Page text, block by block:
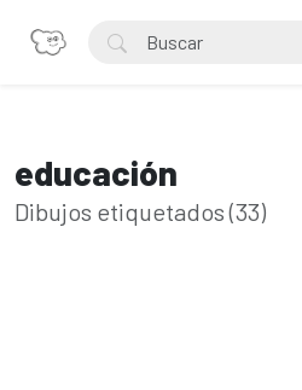
educación
Dibujos etiquetados (33)